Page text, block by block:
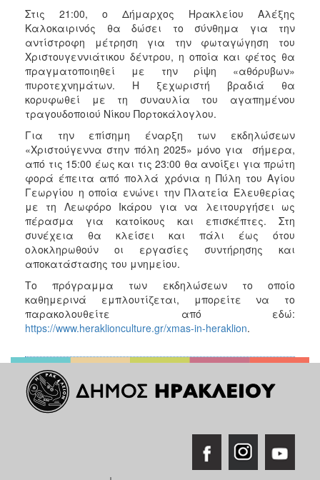
Στις 21:00, ο Δήμαρχος Ηρακλείου Αλέξης
Καλοκαιρινός θα δώσει το σύνθημα για την
αντίστροφη μέτρηση για την φωταγώγηση του
Χριστουγεννιάτικου δέντρου, η οποία και φέτος θα
πραγματοποιηθεί με την ρίψη «αθόρυβων»
πυροτεχνημάτων. Η ξεχωριστή βραδιά θα
κορυφωθεί με τη συναυλία του αγαπημένου
τραγουδοποιού Νίκου Πορτοκάλογλου.
Για την επίσημη έναρξη των εκδηλώσεων
«Χριστούγεννα στην πόλη 2025» μόνο για σήμερα,
από τις 15:00 έως και τις 23:00 θα ανοίξει για πρώτη
φορά έπειτα από πολλά χρόνια η Πύλη του Αγίου
Γεωργίου η οποία ενώνει την Πλατεία Ελευθερίας
με τη Λεωφόρο Ικάρου για να λειτουργήσει ως
πέρασμα για κατοίκους και επισκέπτες. Στη
συνέχεια θα κλείσει και πάλι έως ότου
ολοκληρωθούν οι εργασίες συντήρησης και
αποκατάστασης του μνημείου.
Το πρόγραμμα των εκδηλώσεων το οποίο
καθημερινά εμπλουτίζεται, μπορείτε να το
παρακολουθείτε από εδώ:
https://www.heraklionculture.gr/xmas-in-heraklion.